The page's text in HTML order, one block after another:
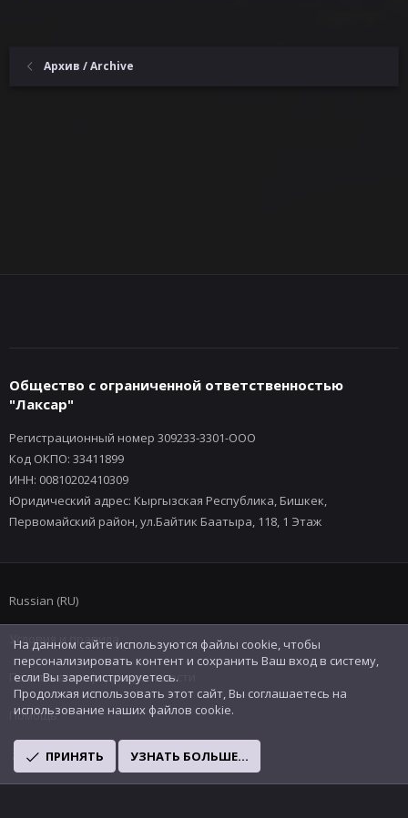
Архив / Archive
Общество с ограниченной ответственностью
"Лаксар"
Регистрационный номер 309233-3301-ООО
Код ОКПО: 33411899
ИНН: 00810202410309
Юридический адрес: Кыргызская Республика, Бишкек,
Первомайский район, ул.Байтик Баатыра, 118, 1 Этаж
Russian (RU)
Условия и правила
Политика конфиденциальности
Помощь
R
S
На данном сайте используются файлы cookie, чтобы
персонализировать контент и сохранить Ваш вход в систему,
если Вы зарегистрируетесь.
Продолжая использовать этот сайт, Вы соглашаетесь на
использование наших файлов cookie.
ПРИНЯТЬ УЗНАТЬ БОЛЬШЕ...